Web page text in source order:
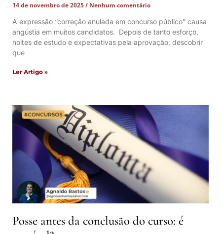
14 de novembro de 2025
Nenhum comentário
A expressão “correção anulada em concurso público” causa
angústia em muitos candidatos. Depois de tanto esforço,
noites de estudo e expectativas pela aprovação, descobrir
que
Ler Artigo »
Posse antes da conclusão do curso: é